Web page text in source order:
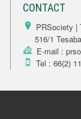
CONTACT
PRSociety |
516/1
E-mail :
Tel : 66(2)